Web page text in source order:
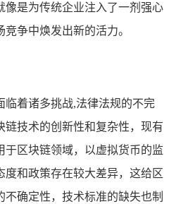
像是为传统企业注入了一剂强心
争中焕发出新的活力。
临着诸多挑战,法律法规的不完
技术的创新性和复杂性，现有
于区块链领域，以虚拟货币的监
度和政策存在较大差异，这给区
确定性，技术标准的缺失也制